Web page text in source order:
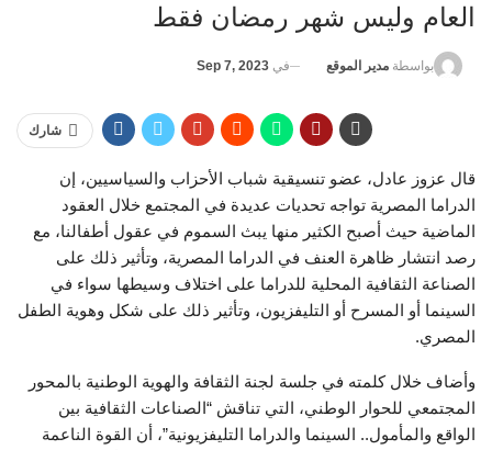
العام وليس شهر رمضان فقط
بواسطة مدير الموقع في Sep 7, 2023
شارك
قال عزوز عادل، عضو تنسيقية شباب الأحزاب والسياسيين، إن
الدراما المصرية تواجه تحديات عديدة في المجتمع خلال العقود
الماضية حيث أصبح الكثير منها يبث السموم في عقول أطفالنا، مع
رصد انتشار ظاهرة العنف في الدراما المصرية، وتأثير ذلك على
الصناعة الثقافية المحلية للدراما على اختلاف وسيطها سواء في
السينما أو المسرح أو التليفزيون، وتأثير ذلك على شكل وهوية الطفل
المصري.
وأضاف خلال كلمته في جلسة لجنة الثقافة والهوية الوطنية بالمحور
المجتمعي للحوار الوطني، التي تناقش “الصناعات الثقافية بين
الواقع والمأمول.. السينما والدراما التليفزيونية”، أن القوة الناعمة